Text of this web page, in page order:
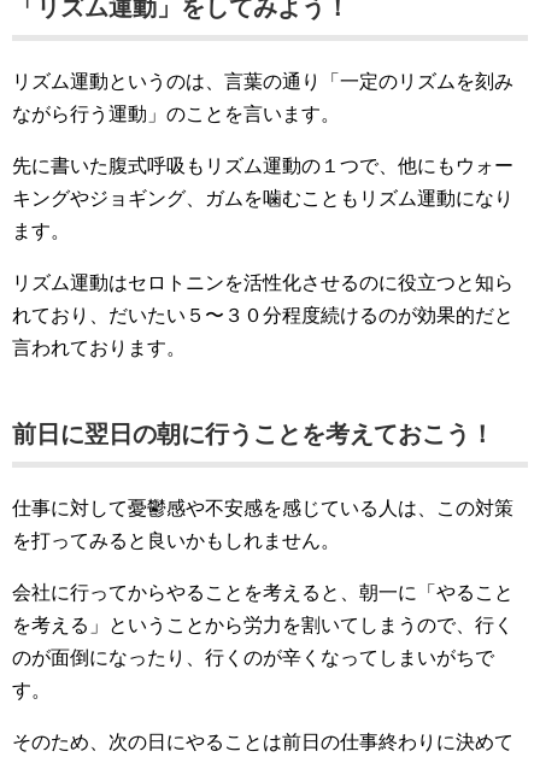
「リズム運動」をしてみよう！
リズム運動というのは、言葉の通り「一定のリズムを刻み
ながら行う運動」のことを言います。
先に書いた腹式呼吸もリズム運動の１つで、他にもウォー
キングやジョギング、ガムを噛むこともリズム運動になり
ます。
リズム運動はセロトニンを活性化させるのに役立つと知ら
れており、だいたい５〜３０分程度続けるのが効果的だと
言われております。
前日に翌日の朝に行うことを考えておこう！
仕事に対して憂鬱感や不安感を感じている人は、この対策
を打ってみると良いかもしれません。
会社に行ってからやることを考えると、朝一に「やること
を考える」ということから労力を割いてしまうので、行く
のが面倒になったり、行くのが辛くなってしまいがちで
す。
そのため、次の日にやることは前日の仕事終わりに決めて